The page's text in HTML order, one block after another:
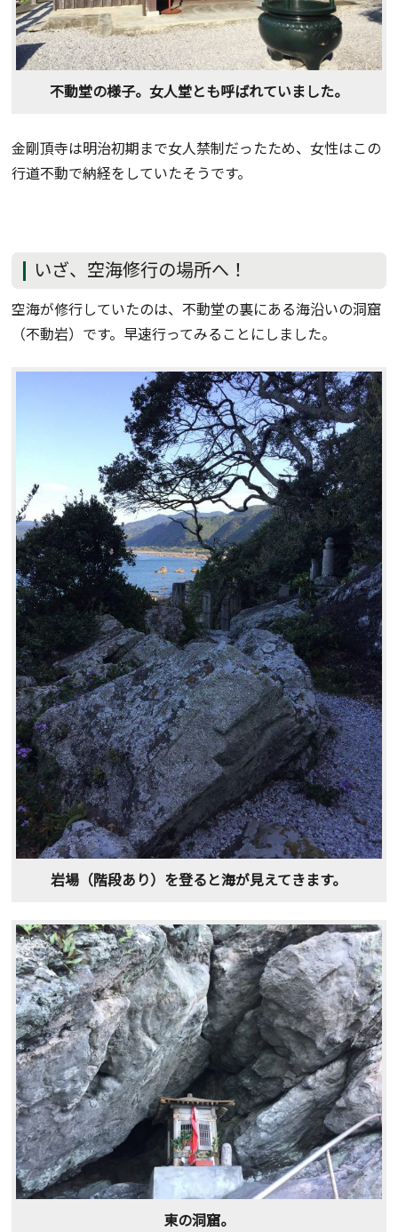
不動堂の様子。女人堂とも呼ばれていました。
金剛頂寺は明治初期まで女人禁制だったため、女性はこの
行道不動で納経をしていたそうです。
いざ、空海修行の場所へ！
空海が修行していたのは、不動堂の裏にある海沿いの洞窟
（不動岩）です。早速行ってみることにしました。
岩場（階段あり）を登ると海が見えてきます。
東の洞窟。